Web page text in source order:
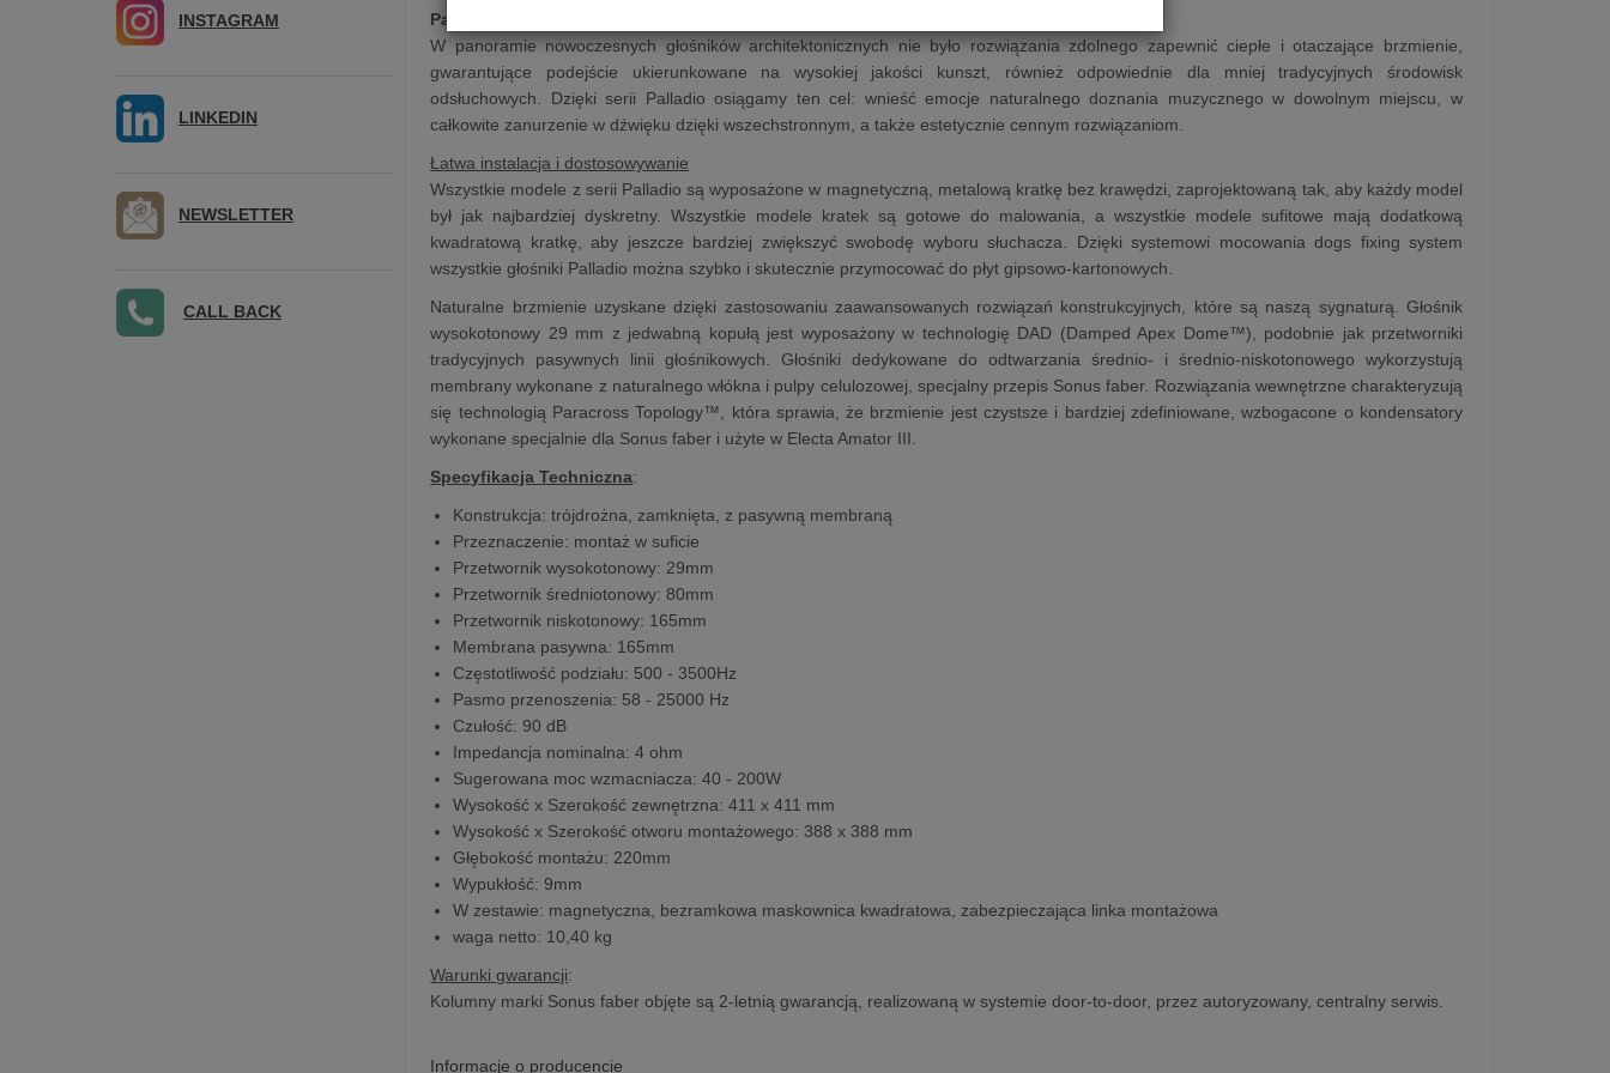
Palladio
W panoramie nowoczesnych głośników architektonicznych nie było rozwiązania zdolnego zapewnić ciepłe i otaczające brzmienie,
gwarantujące podejście ukierunkowane na wysokiej jakości kunszt, również odpowiednie dla mniej tradycyjnych środowisk
odsłuchowych. Dzięki serii Palladio osiągamy ten cel: wnieść emocje naturalnego doznania muzycznego w dowolnym miejscu, w
całkowite zanurzenie w dźwięku dzięki wszechstronnym, a także estetycznie cennym rozwiązaniom.
Łatwa instalacja i dostosowywanie
Wszystkie modele z serii Palladio są wyposażone w magnetyczną, metalową kratkę bez krawędzi, zaprojektowaną tak, aby każdy model
był jak najbardziej dyskretny. Wszystkie modele kratek są gotowe do malowania, a wszystkie modele sufitowe mają dodatkową
kwadratową kratkę, aby jeszcze bardziej zwiększyć swobodę wyboru słuchacza. Dzięki systemowi mocowania dogs fixing system
wszystkie głośniki Palladio można szybko i skutecznie przymocować do płyt gipsowo-kartonowych.
Naturalne brzmienie uzyskane dzięki zastosowaniu zaawansowanych rozwiązań konstrukcyjnych, które są naszą sygnaturą. Głośnik
wysokotonowy 29 mm z jedwabną kopułą jest wyposażony w technologię DAD (Damped Apex Dome™), podobnie jak przetworniki
tradycyjnych pasywnych linii głośnikowych. Głośniki dedykowane do odtwarzania średnio- i średnio-niskotonowego wykorzystują
membrany wykonane z naturalnego włókna i pulpy celulozowej, specjalny przepis Sonus faber. Rozwiązania wewnętrzne charakteryzują
się technologią Paracross Topology™, która sprawia, że ​​brzmienie jest czystsze i bardziej zdefiniowane, wzbogacone o kondensatory
wykonane specjalnie dla Sonus faber i użyte w Electa Amator III.
Specyfikacja Techniczna:
Konstrukcja: trójdrożna, zamknięta, z pasywną membraną
Przeznaczenie: montaż w suficie
Przetwornik wysokotonowy: 29mm
Przetwornik średniotonowy: 80mm
Przetwornik niskotonowy: 165mm
Membrana pasywna: 165mm
Częstotliwość podziału: 500 - 3500Hz
Pasmo przenoszenia: 58 - 25000 Hz
Czułość: 90 dB
Impedancja nominalna: 4 ohm
Sugerowana moc wzmacniacza: 40 - 200W
Wysokość x Szerokość zewnętrzna: 411 x 411 mm
Wysokość x Szerokość otworu montażowego: 388 x 388 mm
Głębokość montażu: 220mm
Wypukłość: 9mm
W zestawie: magnetyczna, bezramkowa maskownica kwadratowa, zabezpieczająca linka montażowa
waga netto: 10,40 kg
Warunki gwarancji:
Kolumny marki Sonus faber objęte są 2-letnią gwarancją, realizowaną w systemie door-to-door, przez autoryzowany, centralny serwis.
Informacje o producencie
INSTAGRAM
LINKEDIN
NEWSLETTER
CALL BACK